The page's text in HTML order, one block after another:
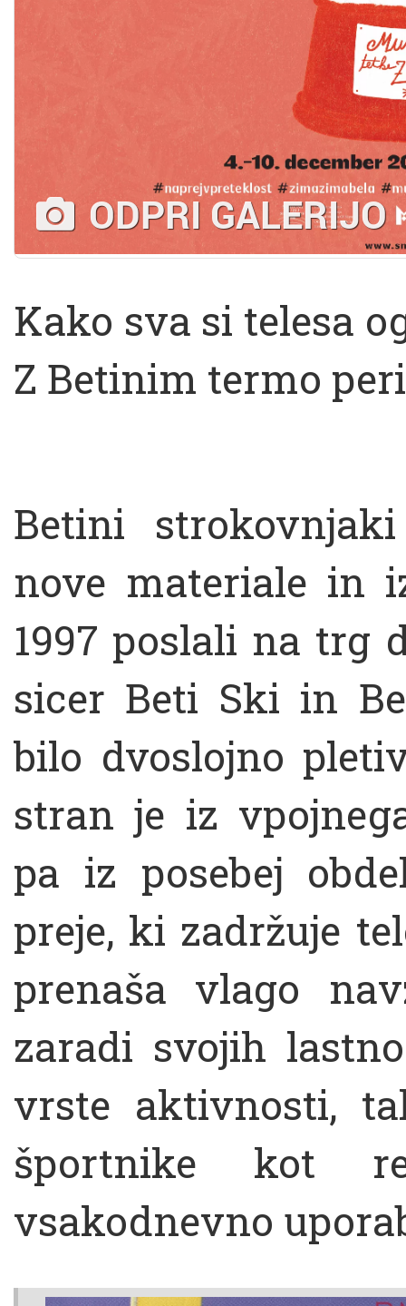
ODPRI GALERIJO
Kako sva si telesa
Z Betinim termo
Betini
nove materiale in
1997 poslali na trg
sicer Beti Ski in
bilo dvoslojno
stran je iz
pa iz posebej
preje, ki zadržuje
prenaša vlago
zaradi svojih
vrste aktivnosti,
športnike kot
vsakodnevno